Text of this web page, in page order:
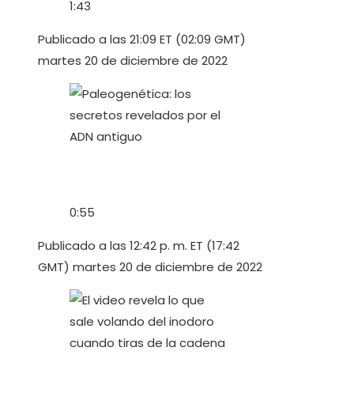
1:43
Publicado a las 21:09 ET (02:09 GMT)
martes 20 de diciembre de 2022
0:55
Publicado a las 12:42 p. m. ET (17:42
GMT) martes 20 de diciembre de 2022